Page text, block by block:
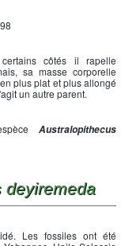
côtés il rapelle
sa masse corporelle
plus plat et plus allongé
un autre parent.
Australopithecus
deyiremeda
Les fossiles ont été